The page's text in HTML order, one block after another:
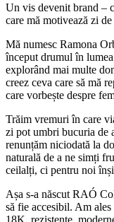
Un vis devenit brand –
care mă motivează zi de
Mă numesc Ramona
început drumul în
explorând mai multe
creez ceva care să mă
care vorbește despre
Trăim vremuri în care
zi pot umbri bucuria de
renunțăm niciodată la
naturală de a ne simți
ceilalți, ci pentru noi
Așa s-a născut RAÓ
să fie accesibil. Am
18K, rezistente,